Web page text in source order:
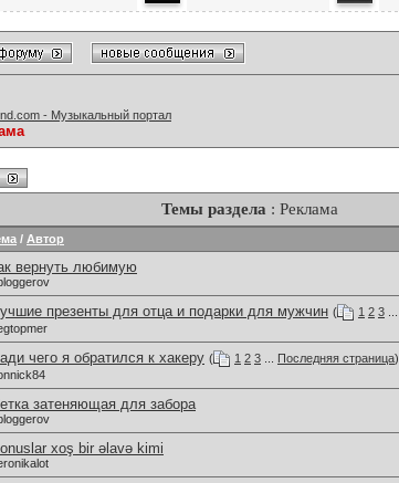
- Музыкальный портал
Темы раздела : Реклама
/ Автор
вернуть любимую
презенты для отца и подарки для мужчин ( 1 2 3
чего я обратился к хакеру ( 1 2 3 Последняя страница)
затеняющая для забора
xoş bir əlavə kimi